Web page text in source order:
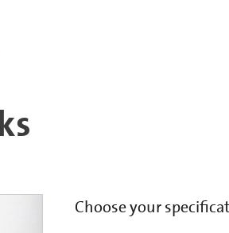
Choose your